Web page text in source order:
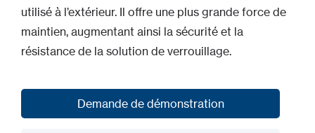
utilisé à l’extérieur. Il offre une plus grande force de
maintien, augmentant ainsi la sécurité et la
résistance de la solution de verrouillage.
Demande de démonstration